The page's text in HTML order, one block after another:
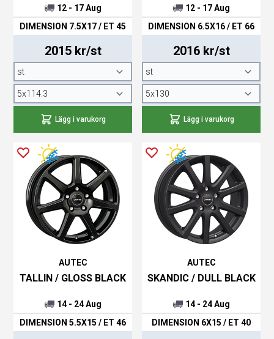
12 - 17 Aug
DIMENSION 7.5X17 / ET 45
2015 kr/st
Lägg i varukorg
12 - 17 Aug
DIMENSION 6.5X16 / ET 66
2016 kr/st
Lägg i varukorg
AUTEC
TALLIN / GLOSS BLACK
14 - 24 Aug
DIMENSION 5.5X15 / ET 46
AUTEC
SKANDIC / DULL BLACK
14 - 24 Aug
DIMENSION 6X15 / ET 40